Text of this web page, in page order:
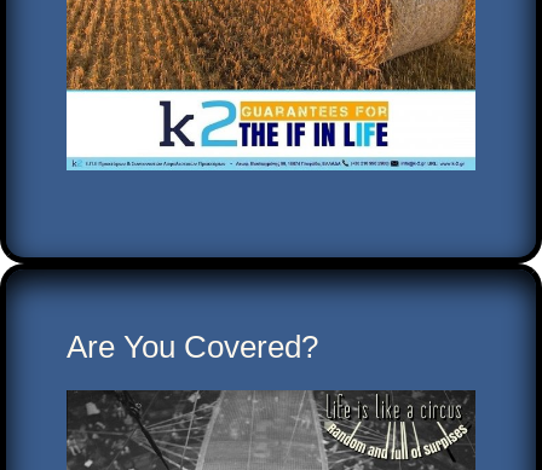
Are You Covered?